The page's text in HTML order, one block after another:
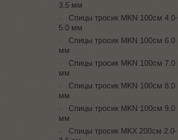
3.5 мм
Спицы тросик MKN 100см 4.0-
5.0 мм
Спицы тросик MKN 100см 6.0
мм
Спицы тросик MKN 100см 7.0
мм
Спицы тросик MKN 100см 8.0
мм
Спицы тросик MKN 100см 9.0
мм
Спицы тросик MKX 200см 2.0-